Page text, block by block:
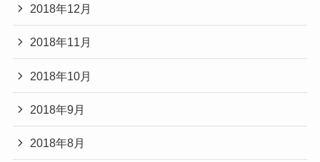
2018年12月
2018年11月
2018年10月
2018年9月
2018年8月